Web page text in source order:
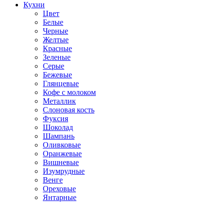
Кухни
Цвет
Белые
Черные
Желтые
Красные
Зеленые
Серые
Бежевые
Глянцевые
Кофе с молоком
Металлик
Слоновая кость
Фуксия
Шоколад
Шампань
Оливковые
Оранжевые
Вишневые
Изумрудные
Венге
Ореховые
Янтарные